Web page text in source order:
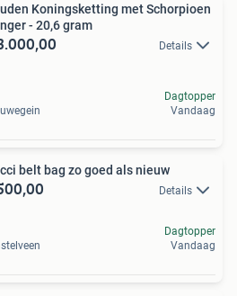
Koningsketting met Schorpioen
- 20,6 gram
Details
Dagtopper
Vandaag
belt bag zo goed als nieuw
Details
Dagtopper
Vandaag